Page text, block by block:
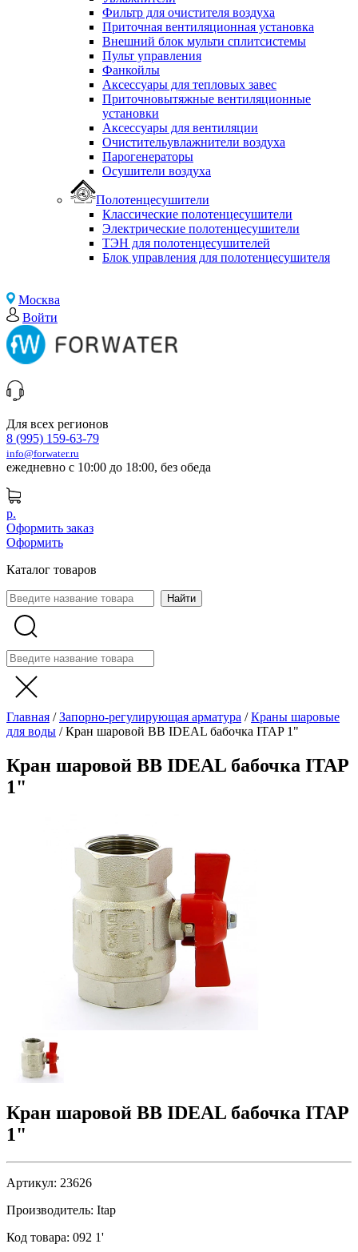
Фильтр для очистителя воздуха
Приточная вентиляционная установка
Внешний блок мульти сплитсистемы
Пульт управления
Фанкойлы
Аксессуары для тепловых завес
Приточновытяжные вентиляционные
установки
Аксессуары для вентиляции
Очистительувлажнители воздуха
Парогенераторы
Осушители воздуха
Полотенцесушители
Классические полотенцесушители
Электрические полотенцесушители
ТЭН для полотенцесушителей
Блок управления для полотенцесушителя
Москва
Войти
Для всех регионов
8 (995) 159-63-79
info@forwater.ru
ежедневно с 10:00 до 18:00, без обеда
р.
Оформить заказ
Оформить
Каталог товаров
Главная /Запорно-регулирующая арматура /Краны шаровые
для воды /Кран шаровой ВВ IDEAL бабочка ITAP 1"
Кран шаровой ВВ IDEAL бабочка ITAP
1"
Кран шаровой ВВ IDEAL бабочка ITAP
1"
Артикул: 23626
Производитель: Itap
Код товара: 092 1'